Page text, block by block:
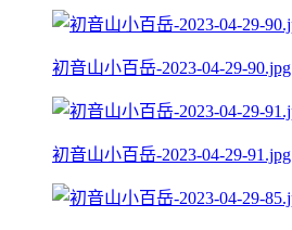
初音山小百岳-2023-04-29-90.jpg
初音山小百岳-2023-04-29-91.jpg